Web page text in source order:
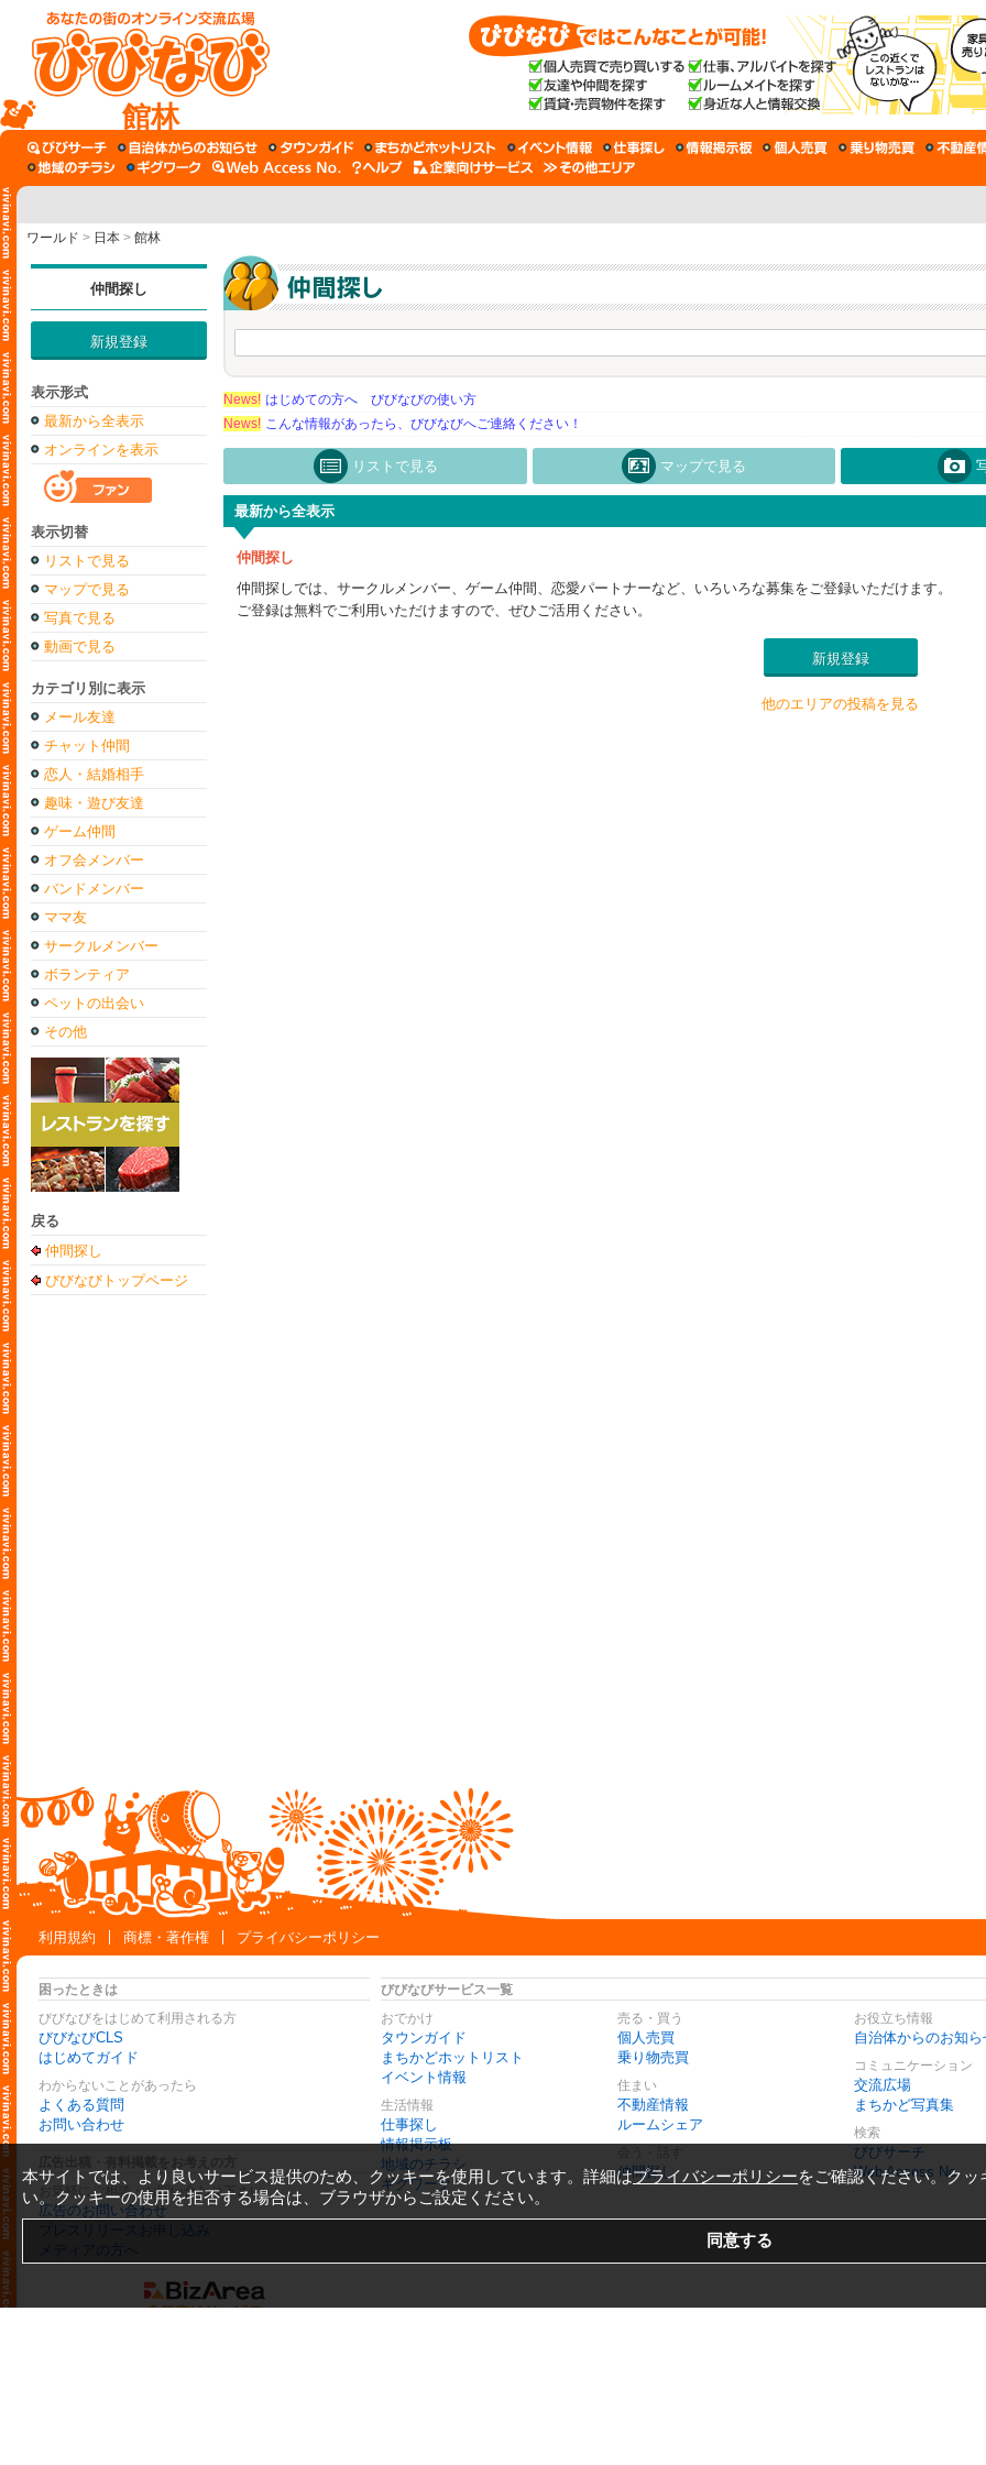
館林
ワールド > 日本 > 館林
仲間探し
新規登録
表示形式
最新から全表示
オンラインを表示
表示切替
リストで見る
マップで見る
写真で見る
動画で見る
カテゴリ別に表示
メール友達
チャット仲間
恋人・結婚相手
趣味・遊び友達
ゲーム仲間
オフ会メンバー
バンドメンバー
ママ友
サークルメンバー
ボランティア
ペットの出会い
その他
戻る
仲間探し
びびなびトップページ
News! はじめての方へ びびなびの使い方
News! こんな情報があったら、びびなびへご連絡ください！
リストで見る マップで見る
最新から全表示
仲間探し
仲間探しでは、サークルメンバー、ゲーム仲間、恋愛パートナーなど、いろいろな募集をご登録いただけます。
ご登録は無料でご利用いただけますので、ぜひご活用ください。
新規登録
他のエリアの投稿を見る
利用規約
商標・著作権 プライバシーポリシー
困ったときは
びびなびをはじめて利用される方
びびなびCLS
はじめてガイド
わからないことがあったら
よくある質問
お問い合わせ
お気軽にご相談・お問い合わせ下さい
広告のお問い合わせ
プレスリリースお申し込み
メディアの方へ
びびなびサービス一覧
おでかけ
タウンガイド
まちかどホットリスト
イベント情報
生活情報
仕事探し
情報掲示板
地域のチラシ
ギグワーク
売る・買う
個人売買
乗り物売買
住まい
不動産情報
ルームシェア
仲間探し
お役立ち情報
自治体からのお知ら
コミュニケーション
交流広場
まちかど写真集
検索
びびサーチ
Web Access No.
本サイトでは、より良いサービス提供のため、クッキーを使用しています。詳細はプライバシーポリシーをご確認ください。ク
い。クッキーの使用を拒否する場合は、ブラウザからご設定ください。